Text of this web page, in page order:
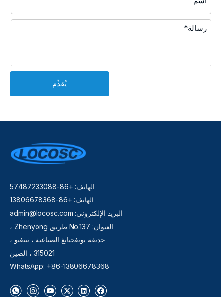
يُقدِّم
الهاتف: +86-57487233088
الهاتف: +86-13806678368
البريد الإلكتروني: admin@locosc.com
العنوان: No.137 طريق Zhenyong ،
حديقة يونغجيانغ الصناعية ، نينغبو ،
315021 ، الصين
WhatsApp: +86-13806678368